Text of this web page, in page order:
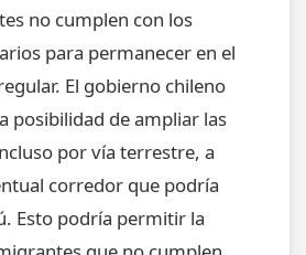
no cumplen con los
para permanecer en el
El gobierno chileno
posibilidad de ampliar las
por vía terrestre, a
corredor que podría
Esto podría permitir la